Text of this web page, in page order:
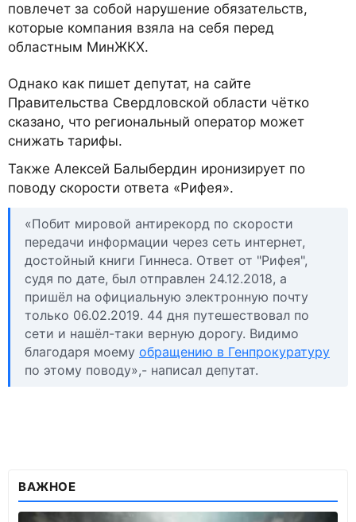
повлечет за собой нарушение обязательств,
которые компания взяла на себя перед
областным МинЖКХ.
Однако как пишет депутат, на сайте
Правительства Свердловской области чётко
сказано, что региональный оператор может
снижать тарифы.
Также Алексей Балыбердин иронизирует по
поводу скорости ответа «Рифея».
«Побит мировой антирекорд по скорости
передачи информации через сеть интернет,
достойный книги Гиннеса. Ответ от "Рифея",
судя по дате, был отправлен 24.12.2018, а
пришёл на официальную электронную почту
только 06.02.2019. 44 дня путешествовал по
сети и нашёл-таки верную дорогу. Видимо
благодаря моему обращению в Генпрокуратуру
по этому поводу»,- написал депутат.
ВАЖНОЕ